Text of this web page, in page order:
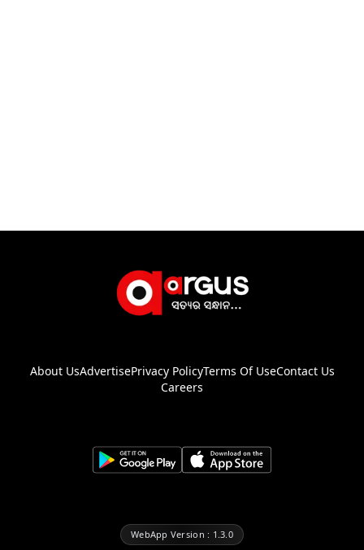
About UsAdvertisePrivacy PolicyTerms Of UseContact Us
Careers
WebApp Version : 1.3.0